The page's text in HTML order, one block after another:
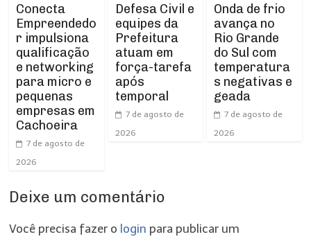
Conecta
Empreendedo
r impulsiona
qualificação
e networking
para micro e
pequenas
empresas em
Cachoeira
7 de agosto de
2026
Defesa Civil e
equipes da
Prefeitura
atuam em
força-tarefa
após
temporal
7 de agosto de
2026
Onda de frio
avança no
Rio Grande
do Sul com
temperatura
s negativas e
geada
7 de agosto de
2026
Deixe um comentário
Você precisa fazer o login para publicar um